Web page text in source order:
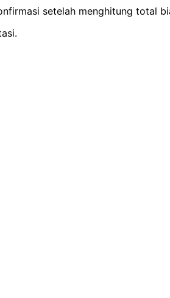
setelah menghitung total